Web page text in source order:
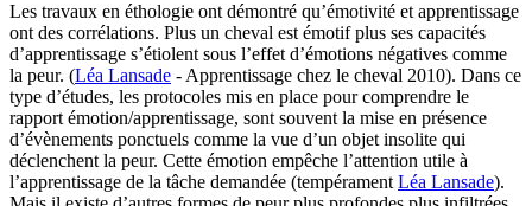
Les travaux en éthologie ont démontré qu’émotivité et apprentissage
ont des corrélations. Plus un cheval est émotif plus ses capacités
d’apprentissage s’étiolent sous l’effet d’émotions négatives comme
la peur. (Léa Lansade - Apprentissage chez le cheval 2010). Dans ce
type d’études, les protocoles mis en place pour comprendre le
rapport émotion/apprentissage, sont souvent la mise en présence
d’évènements ponctuels comme la vue d’un objet insolite qui
déclenchent la peur. Cette émotion empêche l’attention utile à
l’apprentissage de la tâche demandée (tempérament Léa Lansade).